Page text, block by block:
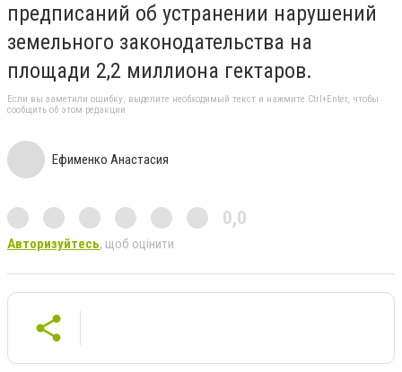
предписаний об устранении нарушений
земельного законодательства на
площади 2,2 миллиона гектаров.
Если вы заметили ошибку, выделите необходимый текст и нажмите Ctrl+Enter, чтобы
сообщить об этом редакции
Ефименко Анастасия
0,0
Авторизуйтесь, щоб оцінити